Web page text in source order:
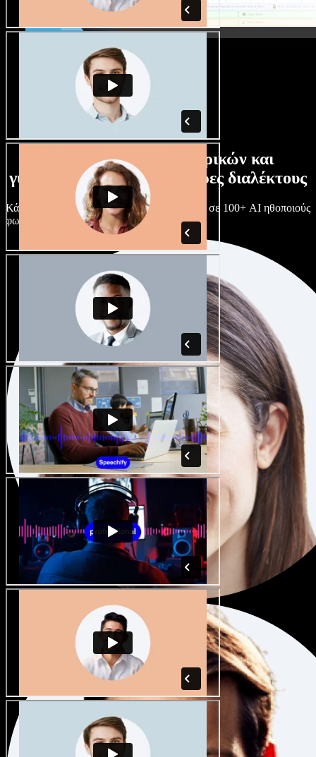
Τεράστια συλλογή ανδρικών και
γυναικείων φωνών με άπειρες διαλέκτους
Κάθε έργο είναι μοναδικό. Διάλεξε ανάμεσα σε 100+ AI ηθοποιούς
φωνής & διαλέκτους και κάν’ τους όπως θες.